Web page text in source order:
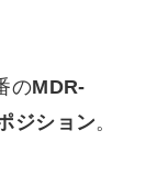
のMDR-
ジション。